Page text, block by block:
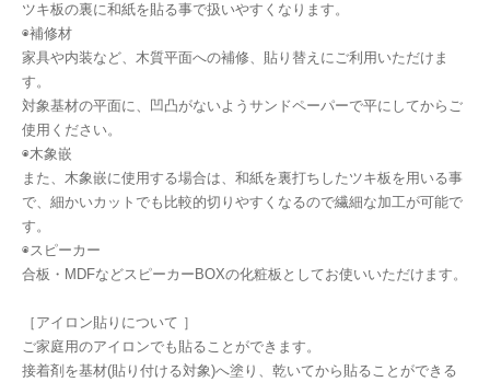
ツキ板の裏に和紙を貼る事で扱いやすくなります。
◉補修材
家具や内装など、木質平面への補修、貼り替えにご利用いただけま
す。
対象基材の平面に、凹凸がないようサンドペーパーで平にしてからご
使用ください。
◉木象嵌
また、木象嵌に使用する場合は、和紙を裏打ちしたツキ板を用いる事
で、細かいカットでも比較的切りやすくなるので繊細な加工が可能で
す。
◉スピーカー
合板・MDFなどスピーカーBOXの化粧板としてお使いいただけます。
［アイロン貼りについて ］
ご家庭用のアイロンでも貼ることができます。
接着剤を基材(貼り付ける対象)へ塗り、乾いてから貼ることができる